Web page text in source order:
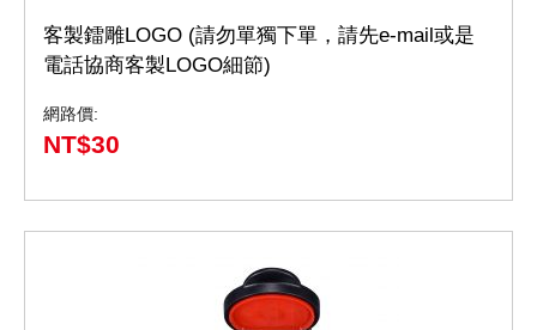
客製鐳雕LOGO (請勿單獨下單，請先e-mail或是
電話協商客製LOGO細節)
網路價:
NT$30